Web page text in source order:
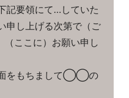
記要領にて…していた
申し上げる次第で（ご
ここに）お願い申し
面をもちまして◯◯の